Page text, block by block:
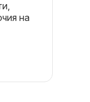
на